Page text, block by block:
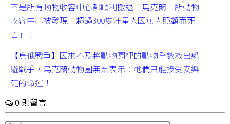
不是所有動物收容中心都順利撤退！烏克蘭一所動物
收容中心被發現「超過300隻汪星人因無人照顧而死
亡」！
【烏俄戰爭】因來不及將動物園裡的動物全數救出躲
避戰爭，烏克蘭動物園無奈表示：牠們只能接受安樂
死的命運！